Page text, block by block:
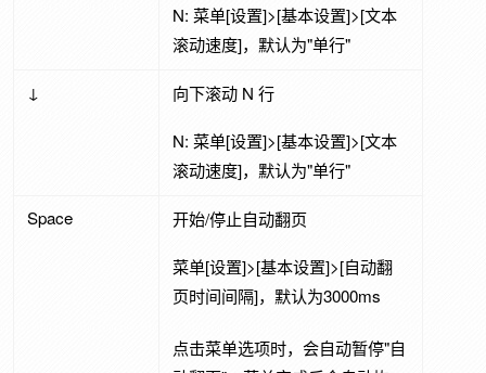
N: 菜单[设置]>[基本设置]>[文本
滚动速度]，默认为"单行"
↓ 向下滚动 N 行
N: 菜单[设置]>[基本设置]>[文本
滚动速度]，默认为"单行"
Space 开始/停止自动翻页
菜单[设置]>[基本设置]>[自动翻
页时间间隔]，默认为3000ms
点击菜单选项时，会自动暂停"自